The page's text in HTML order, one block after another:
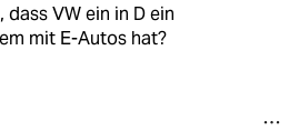
dass VW ein in D ein
mit E-Autos hat?